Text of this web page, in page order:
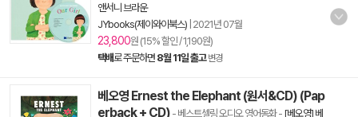
앤서니 브라운
JYbooks(제이와이북스) 2021년 07월
23,800원 (15% 할인 / 1,190원)
택배로 주문하면 8월 11일 출고 변경
베오영 Ernest the Elephant (원서&CD) (Pap
erback + CD) - 베스트셀링 오디오 영어동화- [베오영] 베